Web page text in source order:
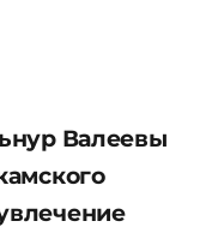
Валеевы